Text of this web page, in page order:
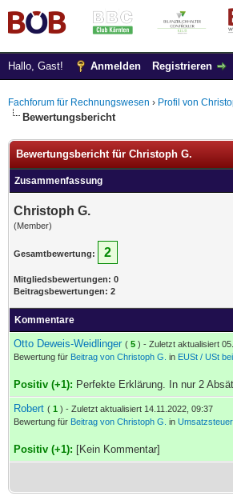
Hallo, Gast! Anmelden Registrieren
Fachforum für Rechnungswesen › Profil von
Bewertungsbericht
Bewertungsbericht für Christoph G.
Zusammenfassung
Christoph G.
(Member)
Gesamtbewertung: 2
Mitgliedsbewertungen: 0
Beitragsbewertungen: 2
Kommentare
Otto Deweis-Weidlinger ( 5 ) - Zuletzt aktualisiert
Bewertung für Beitrag von Christoph G. in EUSt / USt
Positiv (+1): Perfekte Erklärung. In nur 2
Robert ( 1 ) - Zuletzt aktualisiert 14.11.2022, 09:37
Bewertung für Beitrag von Christoph G. in
Positiv (+1): [Kein Kommentar]